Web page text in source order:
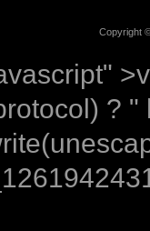
Copyright
? "